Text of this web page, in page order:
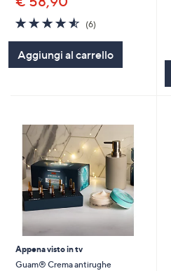
4.5
of
Stars
(6)6
Aggiungi al carrello
Appena visto in tv
Guam® Crema antirughe